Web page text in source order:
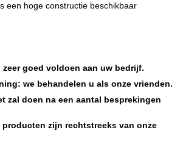
een hoge constructie beschikbaar
zeer goed voldoen aan uw bedrijf.
we behandelen u als onze vrienden.
zal doen na een aantal besprekingen
zijn rechtstreeks van onze